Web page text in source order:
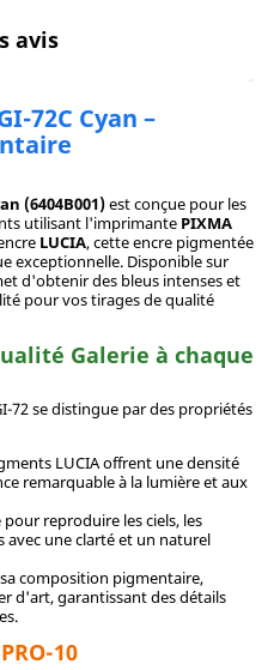
avis
72C Cyan –
(6404B001)est conçue pour les
utilisant l'imprimante PIXMA
LUCIA, cette encre pigmentée
exceptionnelle. Disponible sur
d'obtenir des bleus intenses et
pour vos tirages de qualité
Galerie à chaque
72 se distingue par des propriétés
LUCIA offrent une densité
remarquable à la lumière et aux
reproduire les ciels, les
avec une clarté et un naturel
sa composition pigmentaire,
d'art, garantissant des détails
10